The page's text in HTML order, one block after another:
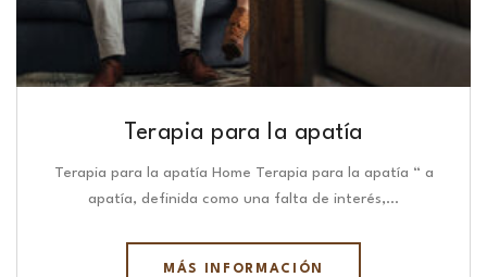
Terapia para la apatía
Terapia para la apatía Home Terapia para la apatía “ a
apatía, definida como una falta de interés,…
MÁS INFORMACIÓN